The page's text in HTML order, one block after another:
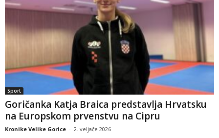
Sport
Goričanka Katja Braica predstavlja Hrvatsku
na Europskom prvenstvu na Cipru
Kronike Velike Gorice - 2. veljače 2026